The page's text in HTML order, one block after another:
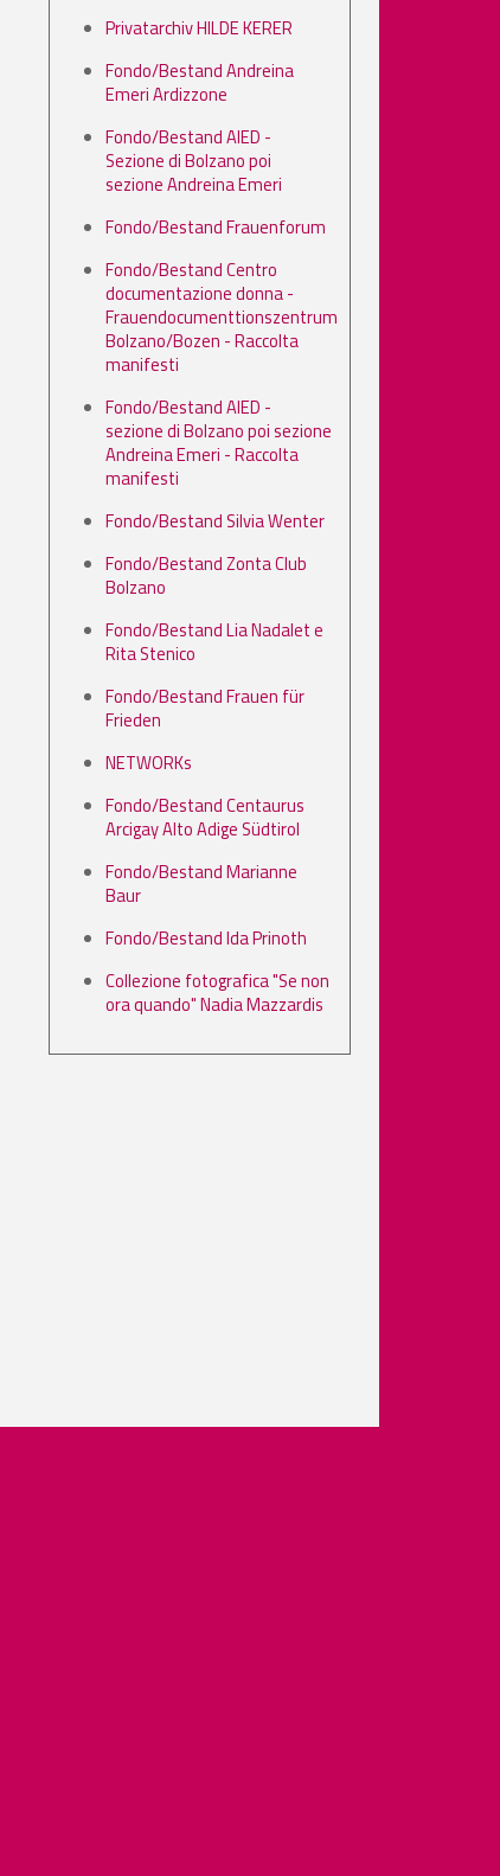
Privatarchiv HILDE KERER
Fondo/Bestand Andreina
Emeri Ardizzone
Fondo/Bestand AIED -
Sezione di Bolzano poi
sezione Andreina Emeri
Fondo/Bestand Frauenforum
Fondo/Bestand Centro
documentazione donna -
Frauendocumenttionszentrum
Bolzano/Bozen - Raccolta
manifesti
Fondo/Bestand AIED -
sezione di Bolzano poi sezione
Andreina Emeri - Raccolta
manifesti
Fondo/Bestand Silvia Wenter
Fondo/Bestand Zonta Club
Bolzano
Fondo/Bestand Lia Nadalet e
Rita Stenico
Fondo/Bestand Frauen für
Frieden
NETWORKs
Fondo/Bestand Centaurus
Arcigay Alto Adige Südtirol
Fondo/Bestand Marianne
Baur
Fondo/Bestand Ida Prinoth
Collezione fotografica "Se non
ora quando" Nadia Mazzardis